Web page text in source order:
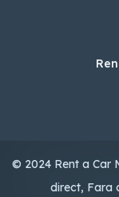
© 2024 Rent a Car
direct, Fara